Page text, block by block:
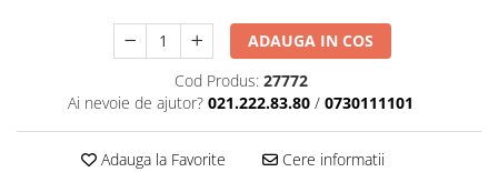
Benzi desenate
Carti de colorat
Carti pentru copii
ADAUGA IN COS
Cod Produs: 27772
Ai nevoie de ajutor? 021.222.83.80 / 0730111101
Adauga la Favorite Cere informatii